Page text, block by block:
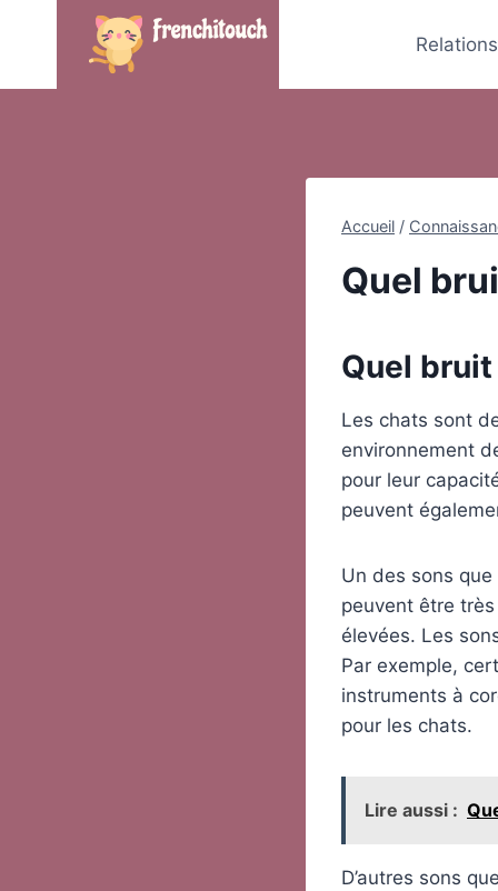
Accueil /
Quel
Quel
Les chats sont
environnement
pour leur
peuvent
Un des sons
peuvent être
élevées. Les
Par exemple,
instruments à
pour les chats.
Lire aussi :
D’autres sons